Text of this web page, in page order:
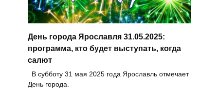
День города Ярославля 31.05.2025:
программа, кто будет выступать, когда
салют
В субботу 31 мая 2025 года Ярославль отмечает
День города.